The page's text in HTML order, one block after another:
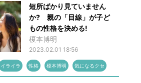
短所ばかり見ていません
か? 親の「目線」が子ど
もの性格を決める!
榎本博明
2023.02.01 18:56
イライラ 性格 榎本博明 気になるクセ